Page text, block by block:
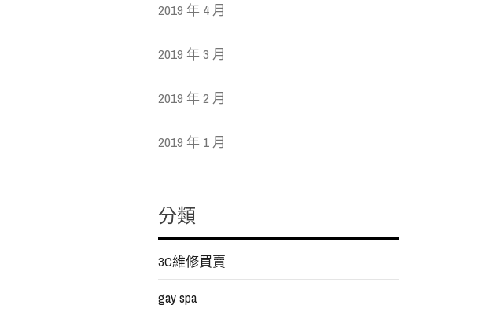
2019 年 4 月
2019 年 3 月
2019 年 2 月
2019 年 1 月
分類
3C維修買賣
gay spa